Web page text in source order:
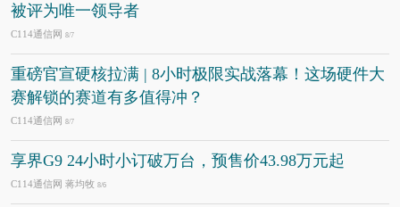
被评为唯一领导者
C114通信网 8/7
重磅官宣硬核拉满 | 8小时极限实战落幕！这场硬件大
赛解锁的赛道有多值得冲？
C114通信网 8/7
享界G9 24小时小订破万台，预售价43.98万元起
C114通信网 蒋均牧 8/6